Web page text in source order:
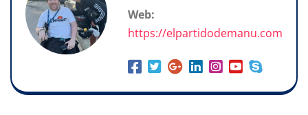
Web:
https://elpartidodemanu.com